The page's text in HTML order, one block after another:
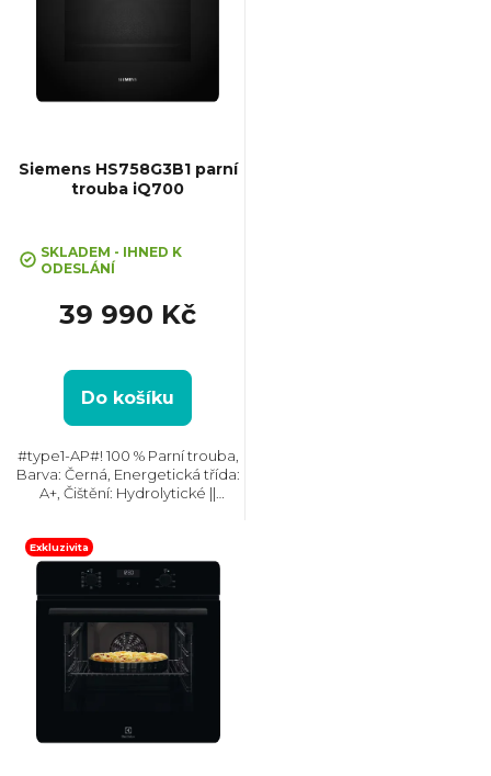
p
o
k
t
ů
Siemens HS758G3B1 parní
trouba iQ700
hodnocení
3,0
5
hvězdiček.
SKLADEM - IHNED K
ODESLÁNÍ
39 990 Kč
Do košíku
#type1-AP#! 100 % Parní trouba,
Barva: Černá, Energetická třída:
A+, Čištění: Hydrolytické ||
(VxŠxH): 595x594x548 mm,
Výbava:...
Exkluzivita